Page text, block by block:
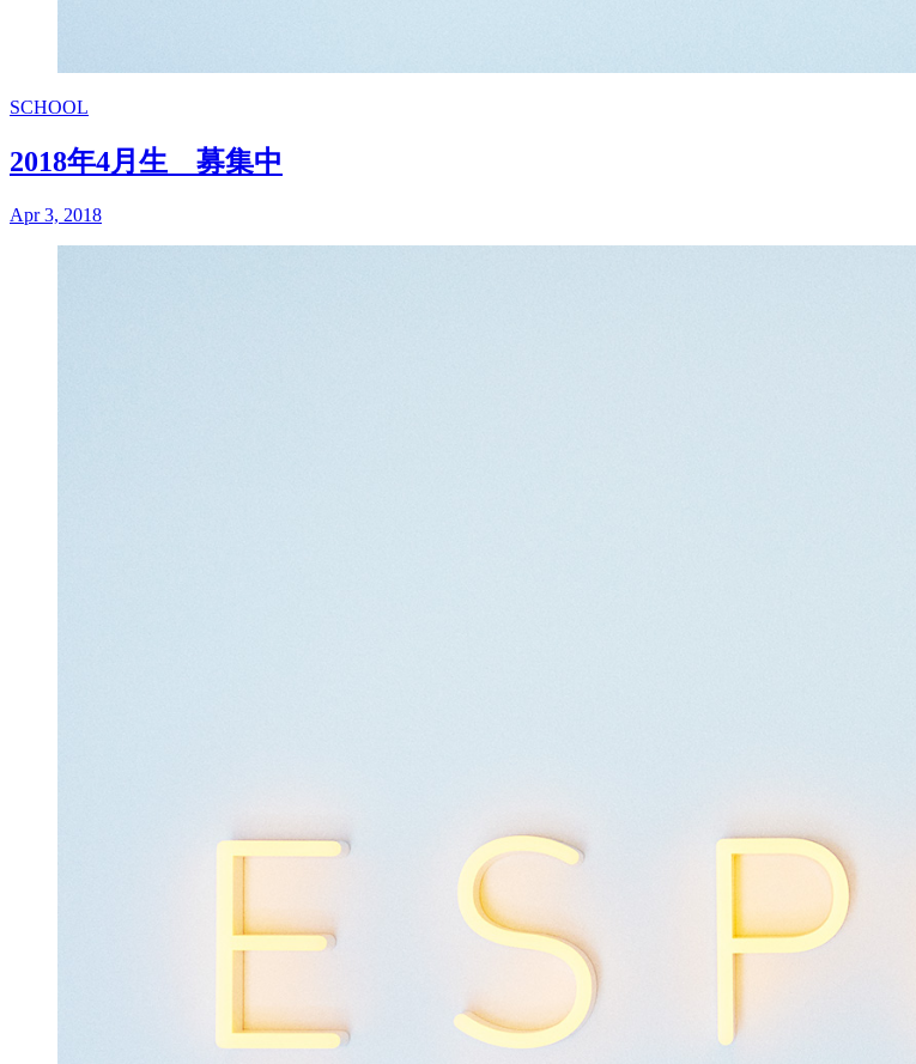
SCHOOL
2018年4月生 募集中
Apr 3, 2018